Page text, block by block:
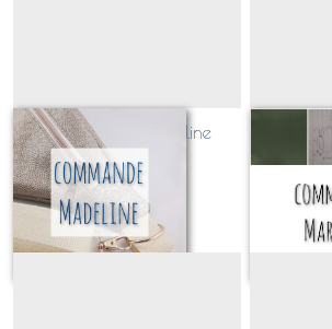
commande Madeline
Sur demande